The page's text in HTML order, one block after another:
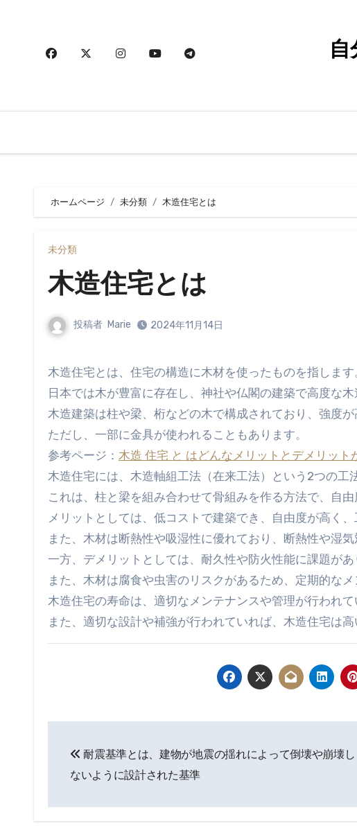
ホームページ 未分類 木造住宅とは
未分類
木造住宅とは
投稿者 Marie 2024年11月14日
木造住宅とは、住宅の構造に木材を使ったものを指します
日本では木が豊富に存在し、神社や仏閣の建築で高度な木
木造建築は柱や梁、桁などの木で構成されており、強度が
ただし、一部に金具が使われることもあります。
参考ページ： 木造 住宅 と はどんなメリットとデメリット
木造住宅には、木造軸組工法（在来工法）という2つの工
これは、柱と梁を組み合わせて骨組みを作る方法で、自
メリットとしては、低コストで建築でき、自由度が高く、
また、木材は断熱性や吸湿性に優れており、断熱性や湿気
一方、デメリットとしては、耐久性や防火性能に課題が
また、木材は腐食や虫害のリスクがあるため、定期的なメ
木造住宅の寿命は、適切なメンテナンスや管理が行われ
また、適切な設計や補強が行われていれば、木造住宅は
耐震基準とは、建物が地震の揺れによって倒壊や崩壊し
ないように設計された基準